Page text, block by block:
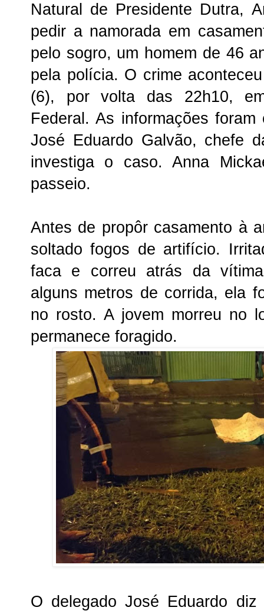
Natural de Presidente Dutra,
pedir a namorada em
pelo sogro, um homem de 46
pela polícia. O crime
(6), por volta das 22h10,
Federal. As informações
José Eduardo Galvão, chefe
investiga o caso. Anna
passeio.
Antes de propôr casamento à
soltado fogos de artifício.
faca e correu atrás da
alguns metros de corrida, ela
no rosto. A jovem morreu no
permanece foragido.
O delegado José Eduardo